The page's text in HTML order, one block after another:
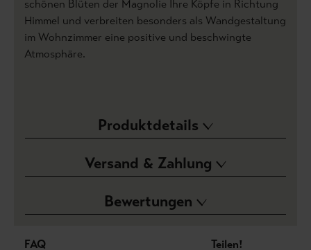
schönen Blüten der Magnolie Ihre Köpfe in Richtung
Himmel und verbreiten besonders als Wandgestaltung
im Wohnzimmer eine positive und beschwingte
Atmosphäre.
Produktdetails
Versand & Zahlung
Bewertungen
FAQ Teilen!